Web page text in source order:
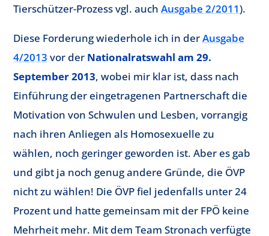
Tierschützer-Prozess vgl. auch Ausgabe 2/2011).
Diese Forderung wiederhole ich in derAusgabe
4/2013 vor der Nationalratswahl am 29.
September 2013, wobei mir klar ist, dass nach
Einführung der eingetragenen Partnerschaft die
Motivation von Schwulen und Lesben, vorrangig
nach ihren Anliegen als Homosexuelle zu
wählen, noch geringer geworden ist. Aber es gab
und gibt ja noch genug andere Gründe, die ÖVP
nicht zu wählen! Die ÖVP fiel jedenfalls unter 24
Prozent und hatte gemeinsam mit der FPÖ keine
Mehrheit mehr. Mit dem Team Stronach verfügte